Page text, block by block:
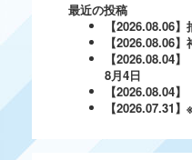
最近の投稿
【2026.08.06
【2026.08.06
【2026.08.04
8月4日
【2026.08.04
【2026.07.31